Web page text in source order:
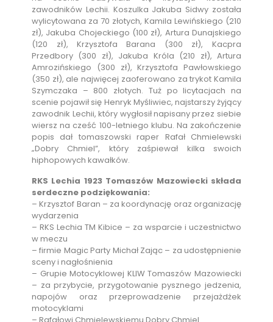
zawodników Lechii. Koszulka Jakuba Sidwy została
wylicytowana za 70 złotych, Kamila Lewińskiego (210
zł), Jakuba Chojeckiego (100 zł), Artura Dunajskiego
(120 zł), Krzysztofa Barana (300 zł), Kacpra
Przedbory (300 zł), Jakuba Króla (210 zł), Artura
Amrozińskiego (300 zł), Krzysztofa Pawłowskiego
(350 zł), ale najwięcej zaoferowano za trykot Kamila
Szymczaka – 800 złotych. Tuż po licytacjach na
scenie pojawił się Henryk Myśliwiec, najstarszy żyjący
zawodnik Lechii, który wygłosił napisany przez siebie
wiersz na cześć 100-letniego klubu. Na zakończenie
popis dał tomaszowski raper Rafał Chmielewski
„Dobry Chmiel”, który zaśpiewał kilka swoich
hiphopowych kawałków.
RKS Lechia 1923 Tomaszów Mazowiecki składa
serdeczne podziękowania:
– Krzysztof Baran – za koordynację oraz organizację
wydarzenia
– RKS Lechia TM Kibice – za wsparcie i uczestnictwo
w meczu
– firmie Magic Party Michał Zając – za udostępnienie
sceny i nagłośnienia
– Grupie Motocyklowej KLIW Tomaszów Mazowiecki
– za przybycie, przygotowanie pysznego jedzenia,
napojów oraz przeprowadzenie przejażdżek
motocyklami